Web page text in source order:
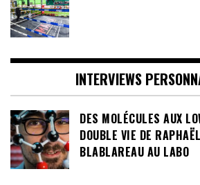
INTERVIEWS
DES MOLÉCULES AUX
DOUBLE VIE DE
BLABLAREAU AU LABO